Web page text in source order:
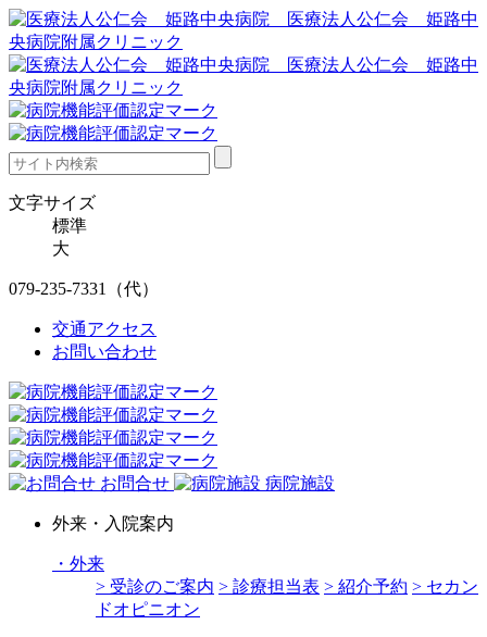
文字サイズ
標準
大
079-235-7331 （代）
交通アクセス
お問い合わせ
お問合せ 病院施設
外来・入院案内
・ 外来
> 受診のご案内 > 診療担当表 > 紹介予約 > セカン
ドオピニオン